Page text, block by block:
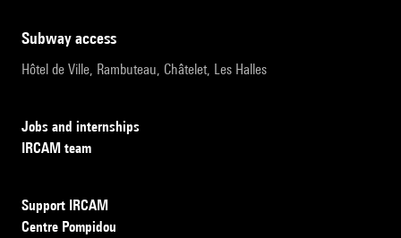
subway access
Hôtel de Ville, Rambuteau, Châtelet, Les Halles
Jobs and internships
IRCAM team
Support IRCAM
Centre Pompidou